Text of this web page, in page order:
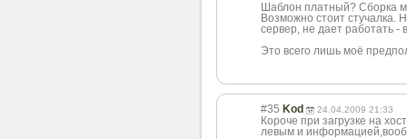
Шаблон платный? Сборка
Возможно стоит стучалка.
сервер, не дает работать
Это всего лишь моё
#35 Kod 24.04.2009 21:33
Короче при загрузке на
левым и информацией,воо